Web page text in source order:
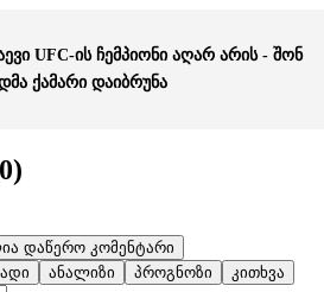
UFC-ის ჩემპიონი აღარ არის - შონ
ქამარი დაიბრუნა
0)
დაწერო კომენტარი
ანალიზი პროგნოზი კითხვა